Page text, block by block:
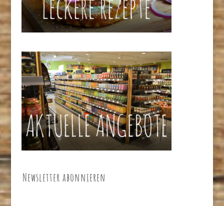
Newsletter abonnieren